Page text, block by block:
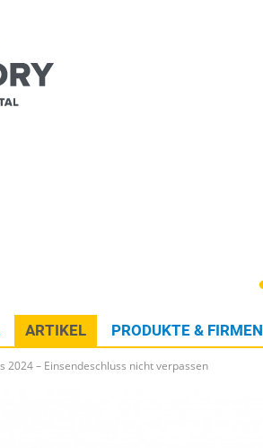
ARTIKEL PRODUKTE & FIRMEN
2024 – Einsendeschluss nicht verpassen